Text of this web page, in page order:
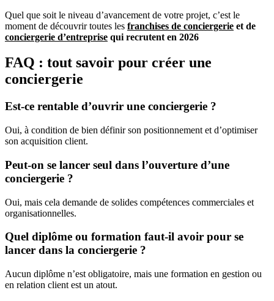
Quel que soit le niveau d’avancement de votre projet, c’est le
moment de découvrir toutes les franchises de conciergerie et de
conciergerie d’entreprise qui recrutent en 2026
FAQ : tout savoir pour créer une
conciergerie
Est-ce rentable d’ouvrir une conciergerie ?
Oui, à condition de bien définir son positionnement et d’optimiser
son acquisition client.
Peut-on se lancer seul dans l’ouverture d’une
conciergerie ?
Oui, mais cela demande de solides compétences commerciales et
organisationnelles.
Quel diplôme ou formation faut-il avoir pour se
lancer dans la conciergerie ?
Aucun diplôme n’est obligatoire, mais une formation en gestion ou
en relation client est un atout.